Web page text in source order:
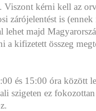
Viszont kérni kell az
zárójelentést is
lehet majd
a kifizetett összeg
és 15:00 óra között
szigeten ez